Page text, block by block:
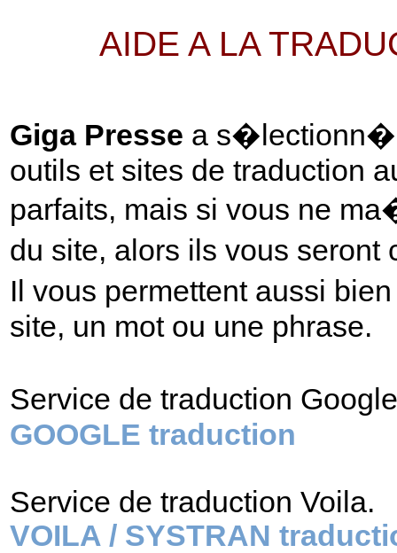
AIDE A LA
Giga Presse a s�lectionn�
outils et sites de traduction
parfaits, mais si vous ne
du site, alors ils vous
Il vous permettent aussi
site, un mot ou une phrase.
Service de traduction
GOOGLE traduction
Service de traduction Voila.
VOILA / SYSTRAN